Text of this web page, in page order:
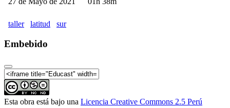
taller latitud sur
Embebido
Esta obra está bajo una Licencia Creative Commons 2.5 Perú